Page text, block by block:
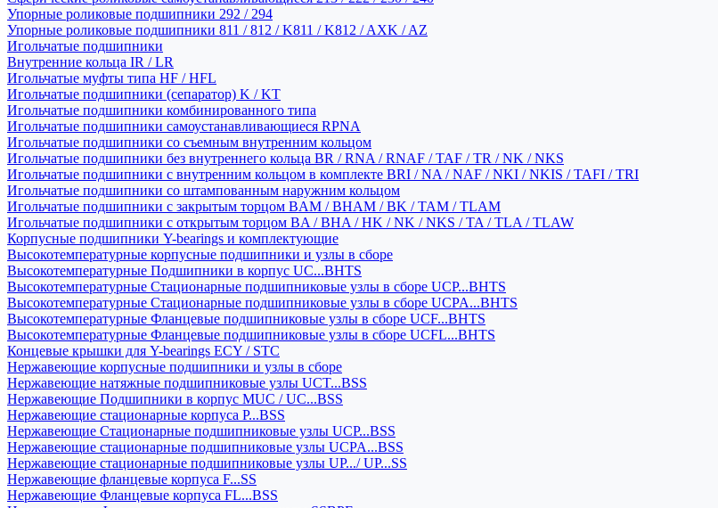
Упорные роликовые подшипники 292 / 294
Упорные роликовые подшипники 811 / 812 / K811 / K812 / AXK / AZ
Игольчатые подшипники
Внутренние кольца IR / LR
Игольчатые муфты типа HF / HFL
Игольчатые подшипники (сепаратор) K / KT
Игольчатые подшипники комбинированного типа
Игольчатые подшипники самоустанавливающиеся RPNA
Игольчатые подшипники со съемным внутренним кольцом
Игольчатые подшипники без внутреннего кольца BR / RNA / RNAF / TAF / TR / NK / NKS
Игольчатые подшипники с внутренним кольцом в комплекте BRI / NA / NAF / NKI / NKIS / TAFI / TRI
Игольчатые подшипники со штампованным наружним кольцом
Игольчатые подшипники с закрытым торцом BAM / BHAM / BK / TAM / TLAM
Игольчатые подшипники с открытым торцом BA / BHA / HK / NK / NKS / TA / TLA / TLAW
Корпусные подшипники Y-bearings и комплектующие
Высокотемпературные корпусные подшипники и узлы в сборе
Высокотемпературные Подшипники в корпус UC...BHTS
Высокотемпературные Стационарные подшипниковые узлы в сборе UCP...BHTS
Высокотемпературные Стационарные подшипниковые узлы в сборе UCPA...BHTS
Высокотемпературные Фланцевые подшипниковые узлы в сборе UCF...BHTS
Высокотемпературные Фланцевые подшипниковые узлы в сборе UCFL...BHTS
Концевые крышки для Y-bearings ECY / STC
Нержавеющие корпусные подшипники и узлы в сборе
Нержавеющие натяжные подшипниковые узлы UCT...BSS
Нержавеющие Подшипники в корпус MUC / UC...BSS
Нержавеющие стационарные корпуса P...BSS
Нержавеющие Стационарные подшипниковые узлы UCP...BSS
Нержавеющие стационарные подшипниковые узлы UCPA...BSS
Нержавеющие стационарные подшипниковые узлы UP.../ UP...SS
Нержавеющие фланцевые корпуса F...SS
Нержавеющие Фланцевые корпуса FL...BSS